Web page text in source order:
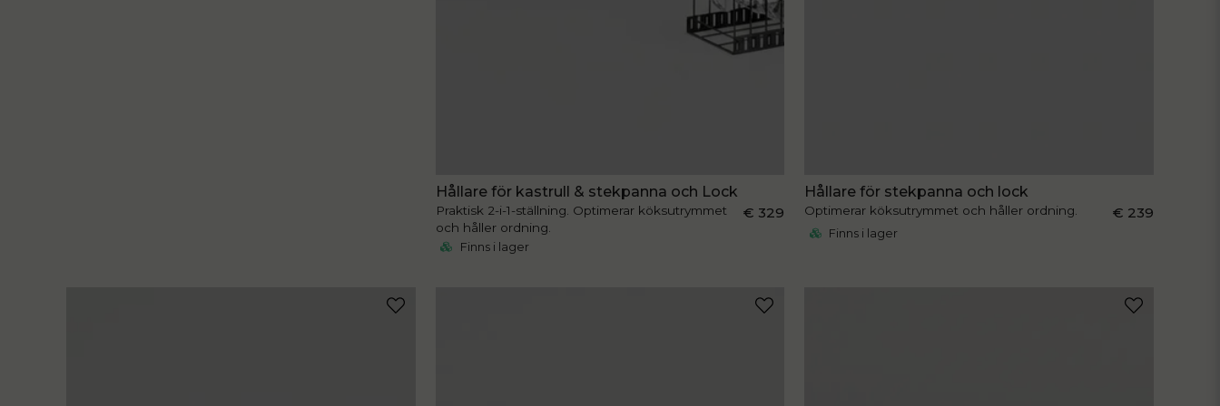
Hållare för kastrull & stekpanna och Lock
Praktisk 2-i-1-ställning. Optimerar köksutrymmet
och håller ordning.
€ 329
Finns i lager
Hållare för stekpanna och lock
Optimerar köksutrymmet och håller ordning. € 239
Finns i lager